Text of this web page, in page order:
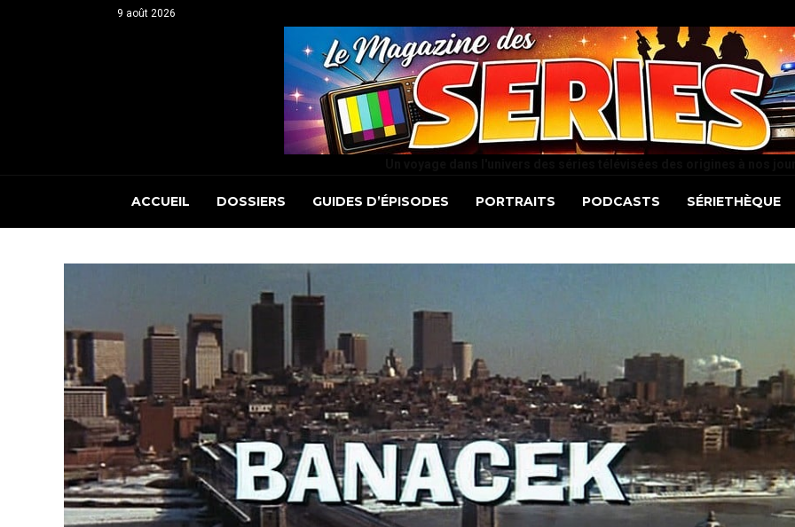
9 août 2026
ACCUEIL DOSSIERS GUIDES D’ÉPISODES PORTRAITS PODCASTS SÉRIETHÈQUE